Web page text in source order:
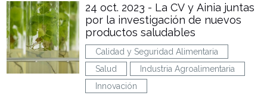
24 oct. 2023 - La CV y Ainia juntas
por la investigación de nuevos
productos saludables
Calidad y Seguridad Alimentaria
Salud
Industria Agroalimentaria
Innovación